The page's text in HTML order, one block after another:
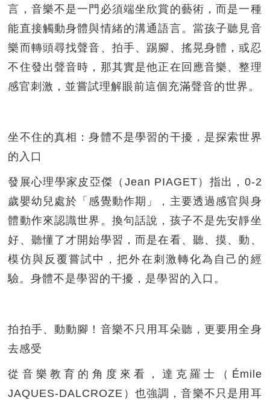
言，音樂不是一門必須端坐欣賞的藝術，而是一種
能直接觸動身體與情緒的溝通語言。當孩子聽見音
樂而轉頭尋找聲音、拍手、踢腳、搖晃身體，或忍
不住發出聲音時，那其實是他正在回應音樂、整理
感官刺激，並嘗試理解眼前這個充滿聲音的世界。
坐不住的真相：身體不是學習的干擾，是探索世界
的入口
發展心理學家皮亞傑（Jean PIAGET）指出，0-2
歲嬰幼兒處於「感覺動作期」，主要透過感官與身
體動作來認識世界。換句話說，孩子不是先安靜坐
好、聽懂了才開始學習，而是在看、聽、摸、動、
模仿與反覆嘗試中，把外在刺激轉化為自己的經
驗。身體不是學習的干擾，是學習的入口。
拍拍手、動動腳！音樂不只用耳朵聽，更要用全身
去感受
從音樂教育的角度來看，達克羅士（Émile
JAQUES-DALCROZE）也強調，音樂不只是用耳